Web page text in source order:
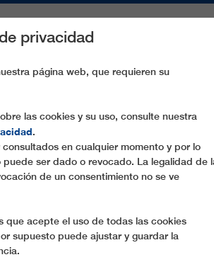
SERVICIO
VIEW OF
visitors of the Spanish
different animal species such
sitting in the car, or traversing
privacidad
página web, que requieren su
las cookies y su uso, consulte nuestra
.
en cualquier momento y por lo
ser dado o revocado. La legalidad de
de un consentimiento no se ve
que acepte el uso de todas las cookies
supuesto puede ajustar y guardar la